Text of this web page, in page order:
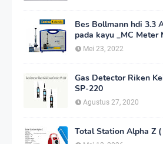
Bes Bollmann hdi 3.3
pada kayu _MC Meter
Mei 23, 2022
Gas Detector Riken
SP-220
Agustus 27, 2020
Total Station Alpha Z (